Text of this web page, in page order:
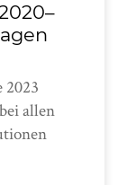
2023
allen